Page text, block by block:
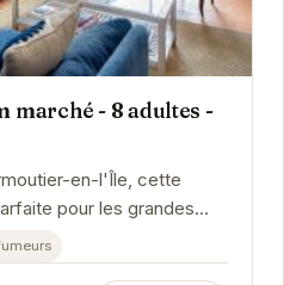
marché - 8 adultes -
en-l'Île, cette
pour les grandes
Sa proximité avec le...